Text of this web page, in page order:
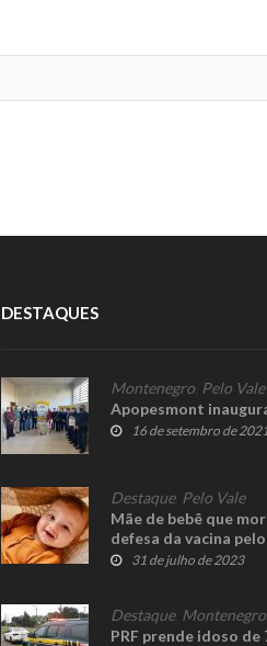
DESTAQUES
Montenegro Pelo Vale
Apopesmont
16 de setembro de
Destaque, Pelo Vale
Mãe de bebê que
defesa da vacina pelo
31 de julho de 2023
Destaque, Montenegro
PRF prende idoso